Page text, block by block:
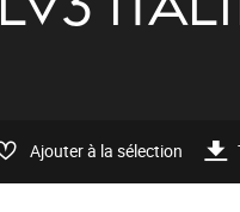
Ajouter à la sélection